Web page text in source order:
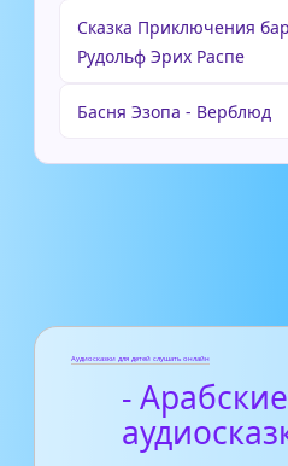
Сказка Приключения
Рудольф Эрих Распе
Басня Эзопа - Верблюд
Аудиосказки для детей слушать онлайн
- Арабские